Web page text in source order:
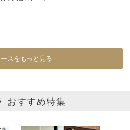
スをもっと見る
おすすめ特集